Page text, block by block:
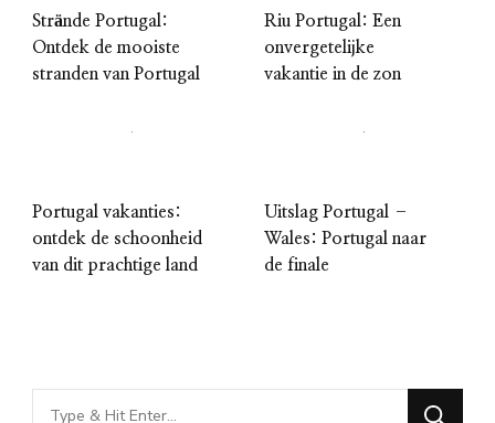
Strände Portugal:
Ontdek de mooiste
stranden van Portugal
Riu Portugal: Een
onvergetelijke
vakantie in de zon
Portugal vakanties:
ontdek de schoonheid
van dit prachtige land
Uitslag Portugal –
Wales: Portugal naar
de finale
Looking